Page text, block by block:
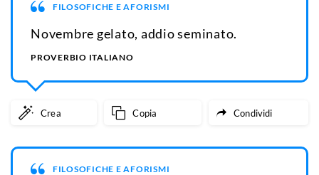
FILOSOFICHE E AFORISMI
Novembre gelato, addio seminato.
PROVERBIO ITALIANO
Crea Copia Condividi
FILOSOFICHE E AFORISMI